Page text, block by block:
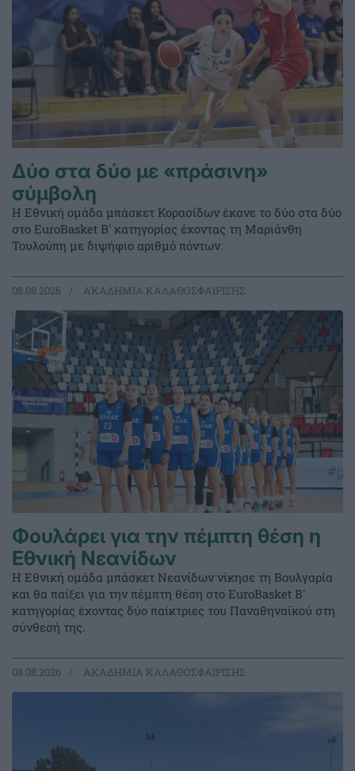
Δύο στα δύο με «πράσινη»
σύμβολη
Η Εθνική ομάδα μπάσκετ Κορασίδων έκανε το δύο στα δύο
στο EuroBasket Β' κατηγορίας έχοντας τη Μαριάνθη
Τουλούπη με διψήφιο αριθμό πόντων.
08.08.2026 ΑΚΑΔΗΜΙΑ ΚΑΛΑΘΟΣΦΑΙΡΙΣΗΣ
Φουλάρει για την πέμπτη θέση η
Εθνική Νεανίδων
Η Εθνική ομάδα μπάσκετ Νεανίδων νίκησε τη Βουλγαρία
και θα παίξει για την πέμπτη θέση στο EuroBasket Β'
κατηγορίας έχοντας δύο παίκτριες του Παναθηναϊκού στη
σύνθεσή της.
08.08.2026 ΑΚΑΔΗΜΙΑ ΚΑΛΑΘΟΣΦΑΙΡΙΣΗΣ